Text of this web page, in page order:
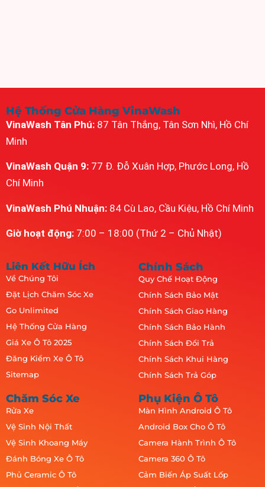
Hệ Thống Cửa Hàng VinaWash
VinaWash Tân Phú: 87 Tân Thắng, Tân Sơn Nhì, Hồ Chí
Minh
VinaWash Quận 9: 77 Đ. Đỗ Xuân Hợp, Phước Long, Hồ
Chí Minh
VinaWash Phú Nhuận: 84 Cù Lao, Cầu Kiệu, Hồ Chí Minh
Giờ hoạt động: 7:00 – 18:00 (Thứ 2 – Chủ Nhật)
Liên Kết Hữu Ích
Về Chúng Tôi
Đặt Lịch Chăm Sóc Xe
Go Unlimited
Hệ Thống Cửa Hàng
Giá Xe Ô Tô 2025
Đăng Kiểm Xe Ô Tô
Sitemap
Chính Sách
Quy Chế Hoạt Động
Chính Sách Bảo Mật
Chính Sách Giao Hàng
Chính Sách Bảo Hành
Chính Sách Đổi Trả
Chính Sách Khui Hàng
Chính Sách Trả Góp
Chăm Sóc Xe
Rửa Xe
Vệ Sinh Nội Thất
Vệ Sinh Khoang Máy
Đánh Bóng Xe Ô Tô
Phủ Ceramic Ô Tô
Phụ Kiện Ô Tô
Màn Hình Android Ô Tô
Android Box Cho Ô Tô
Camera Hành Trình Ô Tô
Camera 360 Ô Tô
Cảm Biến Áp Suất Lốp